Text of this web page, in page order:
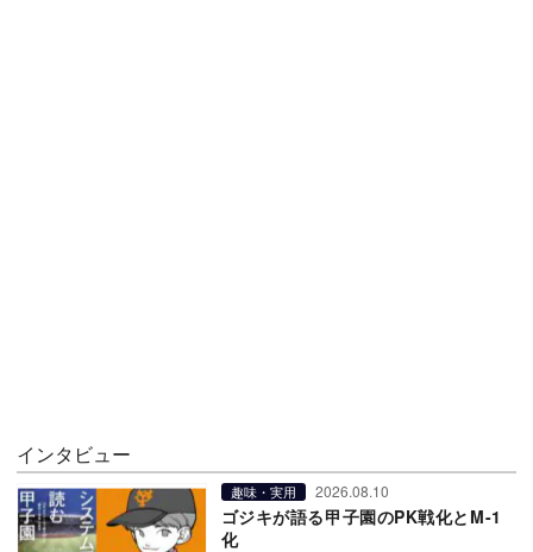
インタビュー
趣味・実用 2026.08.10
ゴジキが語る甲子園のPK戦化とM-1
化